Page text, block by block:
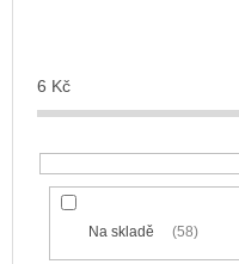
6 Kč
Na skladě 58